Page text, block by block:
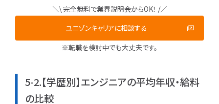
＼\ 完全無料で業界説明会からOK！ /／
ユニゾンキャリアに相談する
※転職を検討中でも大丈夫です。
5-2.【学歴別】エンジニアの平均年収・給料
の比較